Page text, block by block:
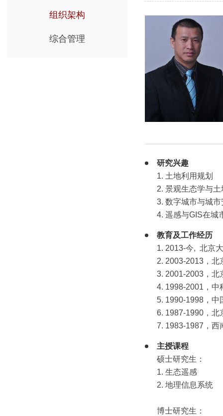
组织架构
综合管理
研究兴趣
1. 土地利用规
2. 景观生态学
3. 数字城市与
4. 遥感与GIS在
教育及工作经历
1. 2013-今, 北京
2. 2003-2013，
3. 2001-2003，
4. 1998-2001，
5. 1990-1998，
6. 1987-1990，
7. 1983-1987，
主授课程
硕士研究生：
1. 生态遥感
2. 地理信息系
博士研究生：